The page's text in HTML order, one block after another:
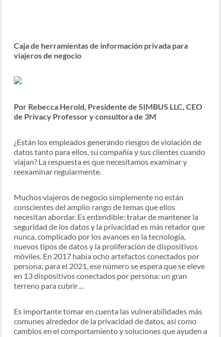
Caja de herramientas de información privada para
viajeros de negocio
Por Rebecca Herold, Presidente de SIMBUS LLC, CEO
de Privacy Professor y consultora de 3M
¿Están los empleados generando riesgos de violación de
datos tanto para ellos, su compañía y sus clientes cuando
viajan? La respuesta es que necesitamos examinar y
reexaminar regularmente.
Muchos viajeros de negocio simplemente no están
conscientes del amplio rango de temas que ellos
necesitan abordar. Es entendible: tratar de mantener la
seguridad de los datos y la privacidad es más retador que
nunca, complicado por los avances en la tecnología,
nuevos tipos de datos y la proliferación de dispositivos
móviles. En 2017 había ocho artefactos conectados por
persona; para el 2021, ese número se espera que se eleve
en 13 dispositivos conectados por persona: un gran
terreno para cubrir…
Es importante tomar en cuenta las vulnerabilidades más
comunes alrededor de la privacidad de datos, así como
cambios en el comportamiento y soluciones que ayuden a